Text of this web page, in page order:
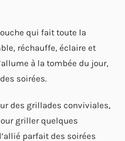
qui fait toute la
réchauffe, éclaire et
à la tombée du jour,
soirées.
des grillades conviviales,
griller quelques
parfait des soirées